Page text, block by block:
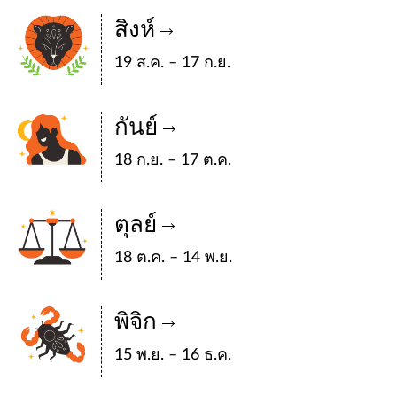
สิงห์
19 ส.ค. – 17 ก.ย.
กันย์
18 ก.ย. – 17 ต.ค.
ตุลย์
18 ต.ค. – 14 พ.ย.
พิจิก
15 พ.ย. – 16 ธ.ค.